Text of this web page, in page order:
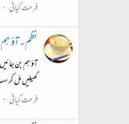
فرحت کیانی
نظم۔ آؤ
آؤ ہم بن
کھیلیں مل کر
فرحت کیانی